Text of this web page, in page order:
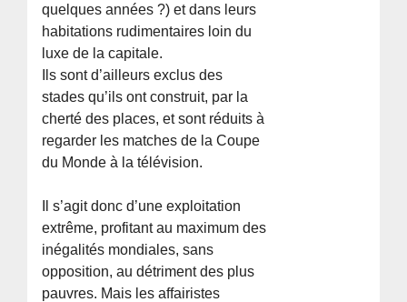
quelques années ?) et dans leurs
habitations rudimentaires loin du
luxe de la capitale.
Ils sont d’ailleurs exclus des
stades qu’ils ont construit, par la
cherté des places, et sont réduits à
regarder les matches de la Coupe
du Monde à la télévision.
Il s’agit donc d’une exploitation
extrême, profitant au maximum des
inégalités mondiales, sans
opposition, au détriment des plus
pauvres. Mais les affairistes